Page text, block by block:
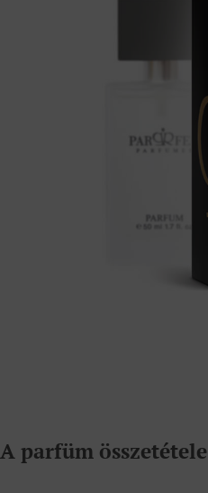
A parfüm összetétele